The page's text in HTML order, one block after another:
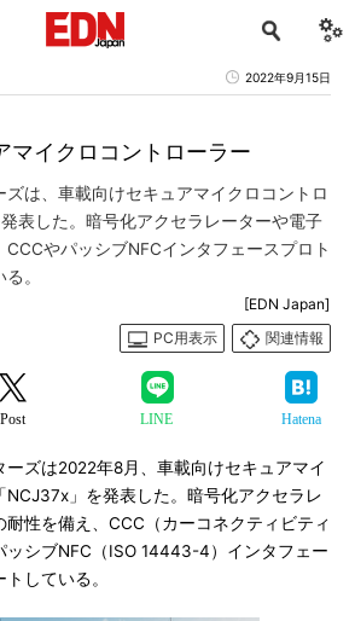
2022年9月15日
マイクロコントローラー
ズは、車載向けセキュアマイクロコントロ
表した。暗号化アクセラレーターや電子
やパッシブNFCインタフェースプロト
。
[EDN Japan]
PC用表示
関連情報
Post LINE Hatena
ズは2022年8月、車載向けセキュアマイ
NCJ37x」を発表した。暗号化アクセラレ
性を備え、CCC（カーコネクティビティ
ッシブNFC（ISO 14443-4）インタフェー
している。